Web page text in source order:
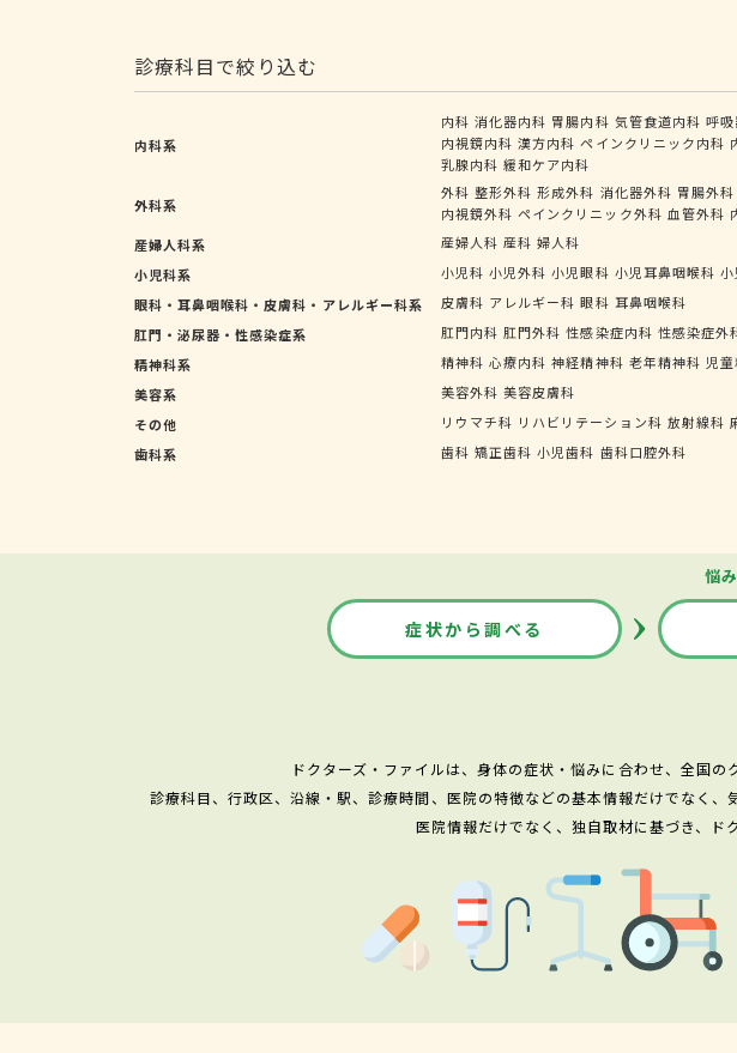
診療科目で絞り込む
内科系
内科 消化器内科 胃腸内科 気管食道内科 呼
内視鏡内科 漢方内科 ペインクリニック内科
乳腺内科 緩和ケア内科
外科系
外科 整形外科 形成外科 消化器外科 胃腸外科
内視鏡外科 ペインクリニック外科 血管外科
産婦人科系
産婦人科 産科 婦人科
小児科系
小児科 小児外科 小児眼科 小児耳鼻咽喉科
眼科・耳鼻咽喉科・皮膚科・アレルギー科系
皮膚科 アレルギー科 眼科 耳鼻咽喉科
肛門・泌尿器・性感染症系
肛門内科 肛門外科 性感染症内科 性感染症外
精神科系
精神科 心療内科 神経精神科 老年精神科 児
美容系
美容外科 美容皮膚科
その他
リウマチ科 リハビリテーション科 放射線科
歯科系
歯科 矯正歯科 小児歯科 歯科口腔外科
悩
症状から調べる
ドクターズ・ファイルは、身体の症状・悩みに合わせ、全国
診療科目、行政区、沿線・駅、診療時間、医院の特徴などの基本情報だけでなく
医院情報だけでなく、独自取材に基づき、ド